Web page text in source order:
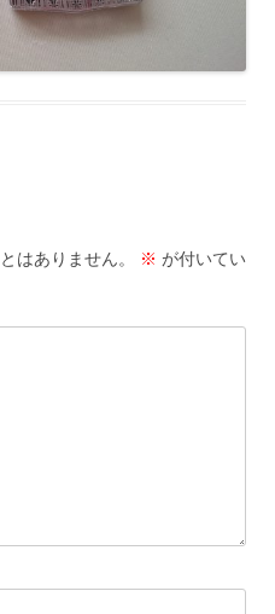
はありません。 ※ が付いてい